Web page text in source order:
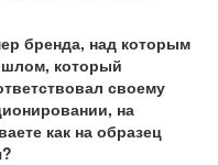
бренда, над которым
который
своему
на
как на образец